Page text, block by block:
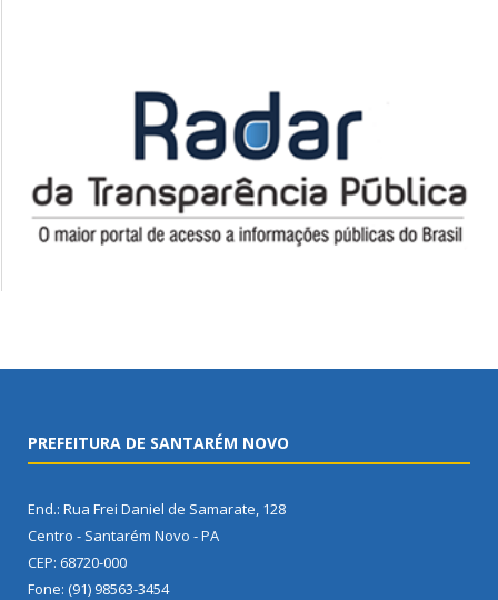
PREFEITURA DE SANTARÉM NOVO
End.: Rua Frei Daniel de Samarate, 128
Centro - Santarém Novo - PA
CEP: 68720-000
Fone: (91) 98563-3454